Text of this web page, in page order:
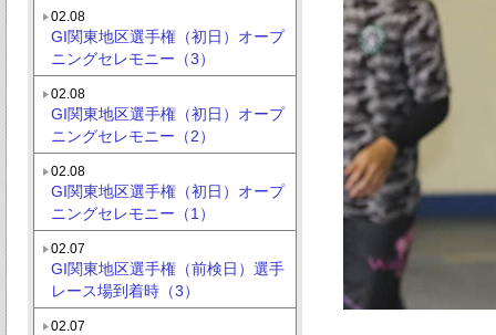
02.08
GI関東地区選手権（初日）オープ
ニングセレモニー（3）
02.08
GI関東地区選手権（初日）オープ
ニングセレモニー（2）
02.08
GI関東地区選手権（初日）オープ
ニングセレモニー（1）
02.07
GI関東地区選手権（前検日）選手
レース場到着時（3）
02.07